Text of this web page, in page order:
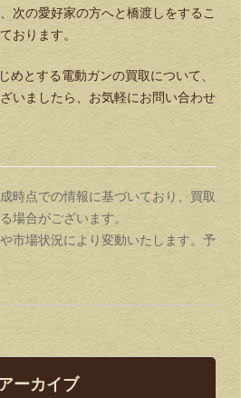
次の愛好家の方へと橋渡しをするこ
おります。
めとする電動ガンの買取について、
いましたら、お気軽にお問い合わせ
時点での情報に基づいており、買取
場合がございます。
市場状況により変動いたします。予
ーカイブ